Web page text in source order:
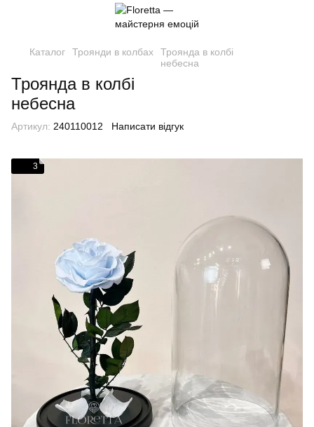
Каталог Троянди в колбах
Троянда в колбі
небесна
Троянда в колбі
небесна
Артикул: 240110012 Написати відгук
3